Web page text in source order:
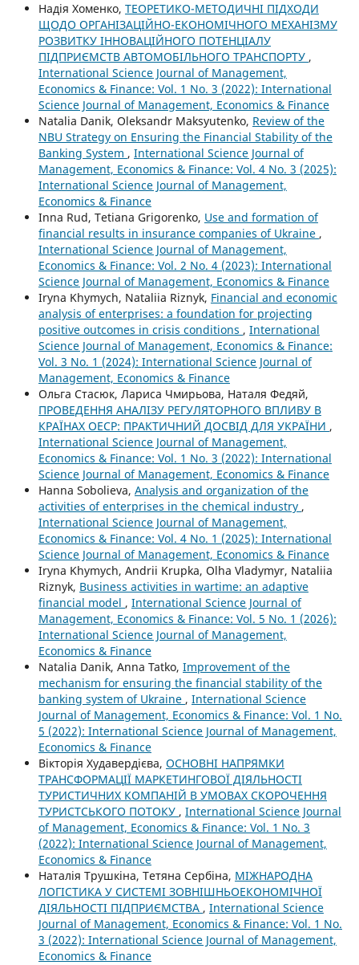
Надія Хоменко, ТЕОРЕТИКО-МЕТОДИЧНІ ПІДХОДИ
ЩОДО ОРГАНІЗАЦІЙНО-ЕКОНОМІЧНОГО МЕХАНІЗМУ
РОЗВИТКУ ІННОВАЦІЙНОГО ПОТЕНЦІАЛУ
ПІДПРИЄМСТВ АВТОМОБІЛЬНОГО ТРАНСПОРТУ ,
International Science Journal of Management,
Economics & Finance: Vol. 1 No. 3 (2022): International
Science Journal of Management, Economics & Finance
Natalia Danik, Oleksandr Maksyutenko, Review of the
NBU Strategy on Ensuring the Financial Stability of the
Banking System , International Science Journal of
Management, Economics & Finance: Vol. 4 No. 3 (2025):
International Science Journal of Management,
Economics & Finance
Inna Rud, Tetiana Grigorenko, Use and formation of
financial results in insurance companies of Ukraine ,
International Science Journal of Management,
Economics & Finance: Vol. 2 No. 4 (2023): International
Science Journal of Management, Economics & Finance
Iryna Khymych, Nataliia Riznyk, Financial and economic
analysis of enterprises: a foundation for projecting
positive outcomes in crisis conditions , International
Science Journal of Management, Economics & Finance:
Vol. 3 No. 1 (2024): International Science Journal of
Management, Economics & Finance
Ольга Стасюк, Лариса Чмирьова, Наталя Федяй,
ПРОВЕДЕННЯ АНАЛІЗУ РЕГУЛЯТОРНОГО ВПЛИВУ В
КРАЇНАХ ОЕСР: ПРАКТИЧНИЙ ДОСВІД ДЛЯ УКРАЇНИ ,
International Science Journal of Management,
Economics & Finance: Vol. 1 No. 3 (2022): International
Science Journal of Management, Economics & Finance
Hanna Sobolieva, Analysis and organization of the
activities of enterprises in the chemical industry ,
International Science Journal of Management,
Economics & Finance: Vol. 4 No. 1 (2025): International
Science Journal of Management, Economics & Finance
Iryna Khymych, Andrii Krupka, Olha Vladymyr, Nataliia
Riznyk, Business activities in wartime: an adaptive
financial model , International Science Journal of
Management, Economics & Finance: Vol. 5 No. 1 (2026):
International Science Journal of Management,
Economics & Finance
Natalia Danik, Anna Tatko, Improvement of the
mechanism for ensuring the financial stability of the
banking system of Ukraine , International Science
Journal of Management, Economics & Finance: Vol. 1 No.
5 (2022): International Science Journal of Management,
Economics & Finance
Вікторія Худавердієва, ОСНОВНІ НАПРЯМКИ
ТРАНСФОРМАЦІЇ МАРКЕТИНГОВОЇ ДІЯЛЬНОСТІ
ТУРИСТИЧНИХ КОМПАНІЙ В УМОВАХ СКОРОЧЕННЯ
ТУРИСТСЬКОГО ПОТОКУ , International Science Journal
of Management, Economics & Finance: Vol. 1 No. 3
(2022): International Science Journal of Management,
Economics & Finance
Наталія Трушкіна, Тетяна Сербіна, МІЖНАРОДНА
ЛОГІСТИКА У СИСТЕМІ ЗОВНІШНЬОЕКОНОМІЧНОЇ
ДІЯЛЬНОСТІ ПІДПРИЄМСТВА , International Science
Journal of Management, Economics & Finance: Vol. 1 No.
3 (2022): International Science Journal of Management,
Economics & Finance